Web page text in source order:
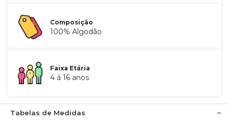
Composição
100% Algodão
Faixa Etária
4 à 16 anos
Tabelas de Medidas